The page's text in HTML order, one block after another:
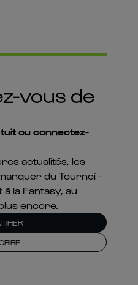
vous de
ou connectez-
actualités, les
du Tournoi -
la Fantasy, au
encore.